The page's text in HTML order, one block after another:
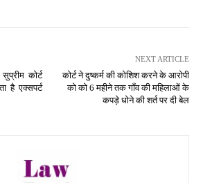
कोर्ट
है एक्सपर्ट
NEXT ARTICLE
कोर्ट ने दुष्कर्म की कोशिश करने के आरोपी
को को 6 महीने तक गाँव की महिलाओं के
कपड़े धोने की शर्त पर दी बेल